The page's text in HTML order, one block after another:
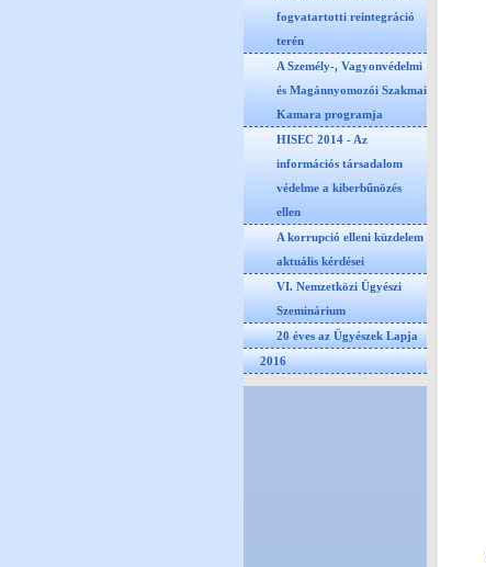
fogvatartotti reintegráció
terén
A Személy-, Vagyonvédelmi
és Magánnyomozói Szakmai
Kamara programja
HISEC 2014 - Az
információs társadalom
védelme a kiberbűnözés
ellen
A korrupció elleni küzdelem
aktuális kérdései
VI. Nemzetközi Ügyészi
Szeminárium
20 éves az Ügyészek Lapja
2016